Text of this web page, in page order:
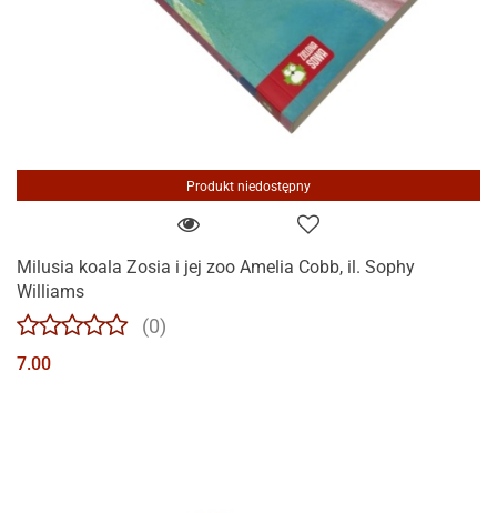
Produkt niedostępny
Milusia koala Zosia i jej zoo Amelia Cobb, il. Sophy
Williams
(0)
7.00